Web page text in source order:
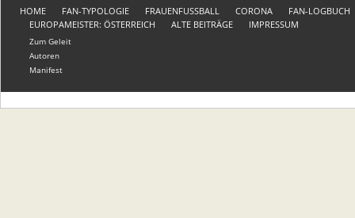
HOME FAN-TYPOLOGIE FRAUENFUSSBALL CORONA
FAN-LOGBUCH
EUROPAMEISTER: ÖSTERREICH
Zum Geleit
Autoren
Manifest
ALTE BEITRÄGE IMPRESSUM